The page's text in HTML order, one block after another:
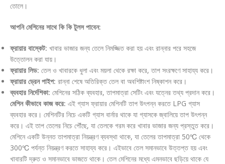
তোলে।
আপনি মেশিনের সাথে কি কি টুলস পাবেন:
ফ্রায়ার বাস্কেট: খাবার ভাজার জন্য তেলে নিমজ্জিত করা হয় এবং রান্নার পরে সহজে
উত্তোলন করা যায়।
ফ্রায়ার লিড: তেল ও খাবারকে ধুলা এবং ময়লা থেকে রক্ষা করে, তাপ সংরক্ষণে সাহায্য করে।
ফ্রায়ার ড্রেন পাইপ: রান্না শেষে অতিরিক্ত তেল বা অবশিষ্টাংশ নিষ্কাশন করে।
ব্যবহার নির্দেশিকা: মেশিনের সঠিক ব্যবহার, তাপমাত্রা সেটিং এবং যত্নের তথ্য প্রদান করে।
মেশিন কীভাবে কাজ করে: এই গ্যাস ফ্রায়ার মেশিনটি তাপ উৎপন্ন করতে LPG গ্যাস
ব্যবহার করে। মেশিনটির নিচে একটি গ্যাস বার্নার থাকে যা গ্যাসকে জ্বালিয়ে তাপ উৎপন্ন
করে। এই তাপ তেলের নিচে পৌঁছে, যা তেলকে গরম করে খাবার ভাজার জন্য প্রস্তুত করে।
মেশিনে একটি উন্নত তাপমাত্রা নিয়ন্ত্রণ ব্যবস্থা থাকে, যা তেলের তাপমাত্রা 50℃ থেকে
300℃ পর্যন্ত নিয়ন্ত্রণ করতে সাহায্য করে। এইভাবে তেল সমানভাবে উত্তপ্ত হয় এবং
খাবারটি দ্রুত ও সমানভাবে ভাজতে থাকে। তেল মেশিনের মধ্যে এমনভাবে ছড়িয়ে থাকে যে